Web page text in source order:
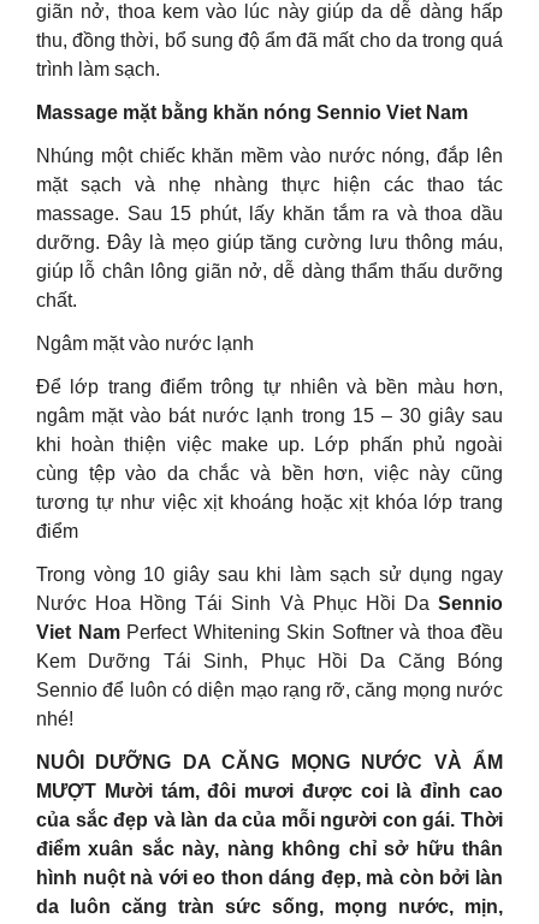
giãn nở, thoa kem vào lúc này giúp da dễ dàng hấp
thu, đồng thời, bổ sung độ ẩm đã mất cho da trong quá
trình làm sạch.
Massage mặt bằng khăn nóng Sennio Viet Nam
Nhúng một chiếc khăn mềm vào nước nóng, đắp lên
mặt sạch và nhẹ nhàng thực hiện các thao tác
massage. Sau 15 phút, lấy khăn tắm ra và thoa dầu
dưỡng. Đây là mẹo giúp tăng cường lưu thông máu,
giúp lỗ chân lông giãn nở, dễ dàng thẩm thấu dưỡng
chất.
Ngâm mặt vào nước lạnh
Để lớp trang điểm trông tự nhiên và bền màu hơn,
ngâm mặt vào bát nước lạnh trong 15 – 30 giây sau
khi hoàn thiện việc make up. Lớp phấn phủ ngoài
cùng tệp vào da chắc và bền hơn, việc này cũng
tương tự như việc xịt khoáng hoặc xịt khóa lớp trang
điểm
Trong vòng 10 giây sau khi làm sạch sử dụng ngay
Nước Hoa Hồng Tái Sinh Và Phục Hồi Da Sennio
Viet Nam Perfect Whitening Skin Softner và thoa đều
Kem Dưỡng Tái Sinh, Phục Hồi Da Căng Bóng
Sennio để luôn có diện mạo rạng rỡ, căng mọng nước
nhé!
NUÔI DƯỠNG DA CĂNG MỌNG NƯỚC VÀ ẨM
MƯỢT Mười tám, đôi mươi được coi là đỉnh cao
của sắc đẹp và làn da của mỗi người con gái. Thời
điểm xuân sắc này, nàng không chỉ sở hữu thân
hình nuột nà với eo thon dáng đẹp, mà còn bởi làn
da luôn căng tràn sức sống, mọng nước, mịn,